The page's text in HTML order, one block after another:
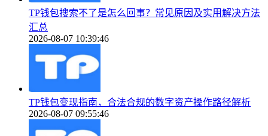
TP钱包搜索不了是怎么回事？常见原因及实用解决方法
汇总
2026-08-07 10:39:46
TP钱包变现指南，合法合规的数字资产操作路径解析
2026-08-07 09:55:46